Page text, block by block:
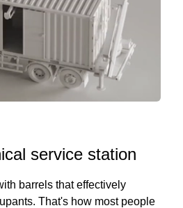
service station
barrels that effectively
That's how most people